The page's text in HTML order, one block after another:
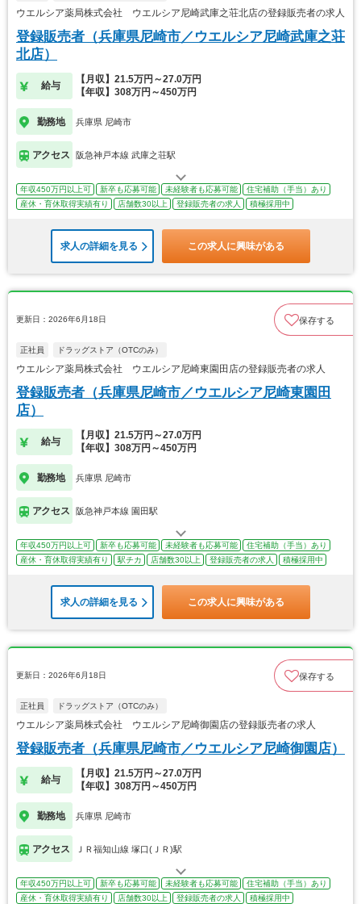
ウエルシア薬局株式会社 ウエルシア尼崎武庫之荘北店の登録販売者の求人
登録販売者（兵庫県尼崎市／ウエルシア尼崎武庫之荘
北店）
給与
【月収】21.5万円～27.0万円
【年収】308万円～450万円
勤務地 兵庫県 尼崎市
アクセス 阪急神戸本線 武庫之荘駅
年収450万円以上可 新卒も応募可能 未経験者も応募可能
住宅補助（手当）あり
産休・育休取得実績有り
店舗数30以上 登録販売者の求人 積極採用中
求人の詳細を見る この求人に興味がある
更新日：2026年6月18日 保存する
正社員 ドラッグストア（OTCのみ）
ウエルシア薬局株式会社 ウエルシア尼崎東園田店の登録販売者の求人
登録販売者（兵庫県尼崎市／ウエルシア尼崎東園田
店）
給与
【月収】21.5万円～27.0万円
【年収】308万円～450万円
勤務地 兵庫県 尼崎市
アクセス 阪急神戸本線 園田駅
年収450万円以上可 新卒も応募可能 未経験者も応募可能
住宅補助（手当）あり
産休・育休取得実績有り
駅チカ 店舗数30以上 登録販売者の求人 積極採用中
求人の詳細を見る この求人に興味がある
更新日：2026年6月18日 保存する
正社員 ドラッグストア（OTCのみ）
ウエルシア薬局株式会社 ウエルシア尼崎御園店の登録販売者の求人
登録販売者（兵庫県尼崎市／ウエルシア尼崎御園店）
給与
【月収】21.5万円～27.0万円
【年収】308万円～450万円
勤務地 兵庫県 尼崎市
アクセス ＪＲ福知山線 塚口(ＪＲ)駅
年収450万円以上可 新卒も応募可能 未経験者も応募可能
住宅補助（手当）あり
産休・育休取得実績有り
店舗数30以上 登録販売者の求人 積極採用中